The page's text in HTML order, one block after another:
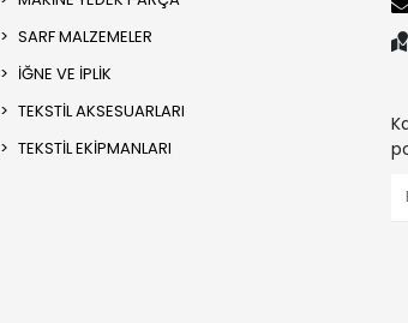
SARF MALZEMELER
İĞNE VE İPLİK
TEKSTİL AKSESUARLARI
TEKSTİL EKİPMANLARI